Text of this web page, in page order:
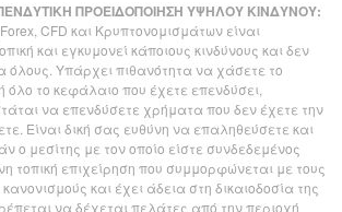
ΠΡΟΕΙΔΟΠΟΙΗΣΗ ΥΨΗΛΟΥ ΚΙΝΔΥΝΟΥ:
CFD και Κρυπτονομισμάτων είναι
και εγκυμονεί κάποιους κινδύνους και δεν
όλους. Υπάρχει πιθανότητα να χάσετε το
το κεφάλαιο που έχετε επενδύσει,
να επενδύσετε χρήματα που δεν έχετε την
Είναι δική σας ευθύνη να επαληθεύσετε και
ο μεσίτης με τον οποίο είστε συνδεδεμένος
τοπική επιχείρηση που συμμορφώνεται με τους
και έχει άδεια στη δικαιοδοσία της
να δέχεται πελάτες από την περιοχή